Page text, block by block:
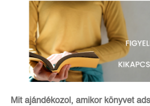
Mit ajándékozol, amikor könyvet